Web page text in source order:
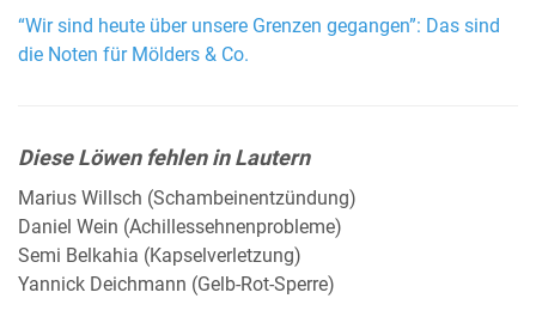
“Wir sind heute über unsere Grenzen gegangen”: Das sind
die Noten für Mölders & Co.
Diese Löwen fehlen in Lautern
Marius Willsch (Schambeinentzündung)
Daniel Wein (Achillessehnenprobleme)
Semi Belkahia (Kapselverletzung)
Yannick Deichmann (Gelb-Rot-Sperre)